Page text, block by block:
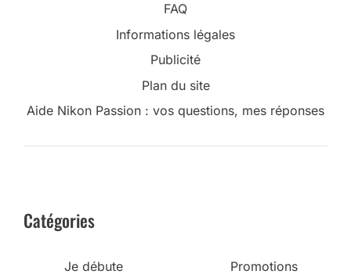
FAQ
Informations légales
Publicité
Plan du site
Aide Nikon Passion : vos questions, mes réponses
Catégories
Je débute
Promotions